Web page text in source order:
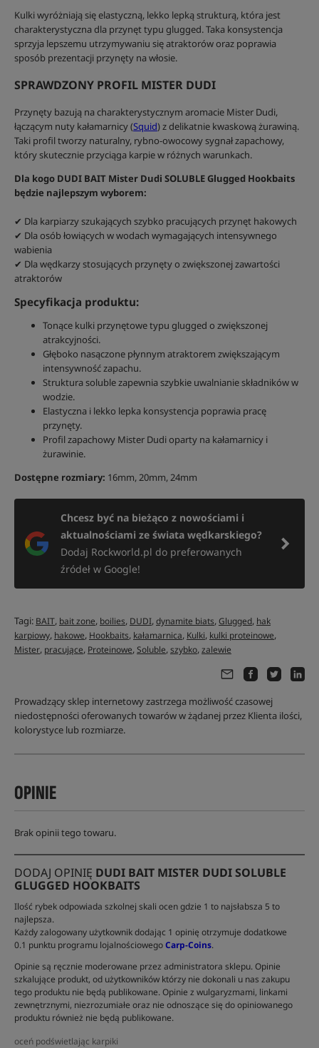
Kulki wyróżniają się elastyczną, lekko lepką strukturą, która jest
charakterystyczna dla przynęt typu glugged. Taka konsystencja
sprzyja lepszemu utrzymywaniu się atraktorów oraz poprawia
sposób prezentacji przynęty na włosie.
SPRAWDZONY PROFIL MISTER DUDI
Przynęty bazują na charakterystycznym aromacie Mister Dudi,
łączącym nuty kałamarnicy (Squid) z delikatnie kwaskową żurawiną.
Taki profil tworzy naturalny, rybno-owocowy sygnał zapachowy,
który skutecznie przyciąga karpie w różnych warunkach.
Dla kogo DUDI BAIT Mister Dudi SOLUBLE Glugged Hookbaits
będzie najlepszym wyborem:
✔ Dla karpiarzy szukających szybko pracujących przynęt hakowych
✔ Dla osób łowiących w wodach wymagających intensywnego
wabienia
✔ Dla wędkarzy stosujących przynęty o zwiększonej zawartości
atraktorów
Specyfikacja produktu:
Tonące kulki przynętowe typu glugged o zwiększonej
atrakcyjności.
Głęboko nasączone płynnym atraktorem zwiększającym
intensywność zapachu.
Struktura soluble zapewnia szybkie uwalnianie składników w
wodzie.
Elastyczna i lekko lepka konsystencja poprawia pracę
przynęty.
Profil zapachowy Mister Dudi oparty na kałamarnicy i
żurawinie.
Dostępne rozmiary: 16mm, 20mm, 24mm
Chcesz być na bieżąco z nowościami i
aktualnościami ze świata wędkarskiego?
Dodaj Rockworld.pl do preferowanych
źródeł w Google!
Tagi: BAIT, bait zone, boilies, DUDI,dynamite biats,Glugged, hak
karpiowy, hakowe, Hookbaits, kałamarnica, Kulki, kulki proteinowe,
Mister, pracujące, Proteinowe,Soluble,szybko,zalewie
Prowadzący sklep internetowy zastrzega możliwość czasowej
niedostępności oferowanych towarów w żądanej przez Klienta ilości,
kolorystyce lub rozmiarze.
OPINIE
Brak opinii tego towaru.
DODAJ OPINIĘ DUDI BAIT MISTER DUDI SOLUBLE
GLUGGED HOOKBAITS
Ilość rybek odpowiada szkolnej skali ocen gdzie 1 to najsłabsza 5 to
najlepsza.
Każdy zalogowany użytkownik dodając 1 opinię otrzymuje dodatkowe
0.1 punktu programu lojalnościowegoCarp-Coins.
Opinie są ręcznie moderowane przez administratora sklepu. Opinie
szkalujące produkt, od użytkowników którzy nie dokonali u nas zakupu
tego produktu nie będą publikowane. Opinie z wulgaryzmami, linkami
zewnętrznymi, niezrozumiałe oraz nie odnoszące się do opiniowanego
produktu również nie będą publikowane.
oceń podświetlając karpiki